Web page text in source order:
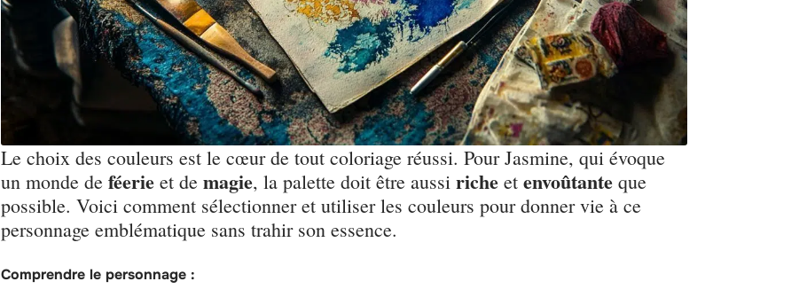
Le choix des couleurs est le cœur de tout coloriage réussi. Pour Jasmine, qui évoque
un monde de féerie et de magie, la palette doit être aussi riche et envoûtante que
possible. Voici comment sélectionner et utiliser les couleurs pour donner vie à ce
personnage emblématique sans trahir son essence.
Comprendre le personnage :